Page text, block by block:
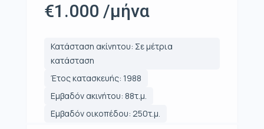
€1.000 /μήνα
Κατάσταση ακίνητου: Σε μέτρια
κατάσταση
Έτος κατασκευής: 1988
Εμβαδόν ακινήτου: 88τ.μ.
Εμβαδόν οικοπέδου: 250τ.μ.